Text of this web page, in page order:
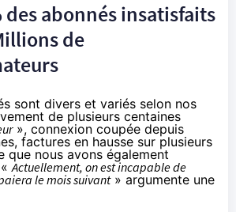
des abonnés insatisfaits
de
sont divers et variés selon nos
de plusieurs centaines
», connexion coupée depuis
factures en hausse sur plusieurs
que nous avons également
«Actuellement, on est incapable de
le mois suivant» argumente une